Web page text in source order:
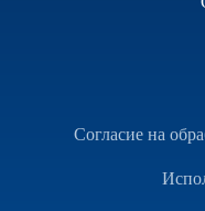
Согласие на